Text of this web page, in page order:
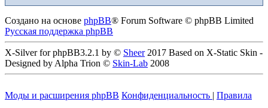
Создано на основе phpBB® Forum Software © phpBB Limited
Русская поддержка phpBB
X-Silver for phpBB3.2.1 by © Sheer2017 Based on X-Static Skin -
Designed by Alpha Trion © Skin-Lab 2008
Моды и расширения phpBB Конфиденциальность | Правила